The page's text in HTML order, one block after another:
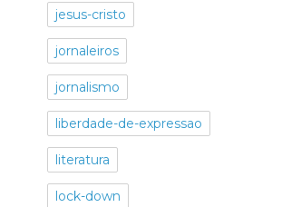
jesus-cristo
jornaleiros
jornalismo
liberdade-de-expressao
literatura
lock-down